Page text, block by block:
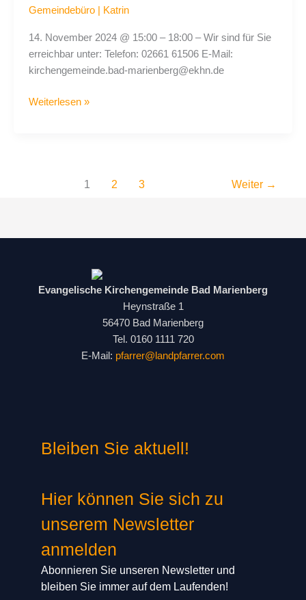
Gemeindebüro| Katrin
14. November 2024 @ 15:00 – 18:00 – Wir sind für Sie
erreichbar unter: Telefon: 02661 61506 E-Mail:
kirchengemeinde.bad-marienberg@ekhn.de
Weiterlesen »
1 2 3 Weiter →
Evangelische Kirchengemeinde Bad Marienberg
Heynstraße 1
56470 Bad Marienberg
Tel. 0160 1111 720
E-Mail: pfarrer@landpfarrer.com
Bleiben Sie aktuell!
Hier können Sie sich zu
unserem Newsletter
anmelden
Abonnieren Sie unseren Newsletter und
bleiben Sie immer auf dem Laufenden!